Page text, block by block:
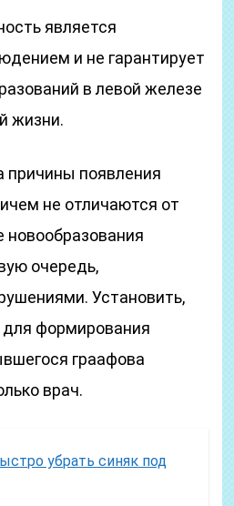
является
и не гарантирует
в левой железе
жизни.
причины появления
не отличаются от
новообразования
очередь,
Установить,
формирования
граафова
врач.
убрать синяк под